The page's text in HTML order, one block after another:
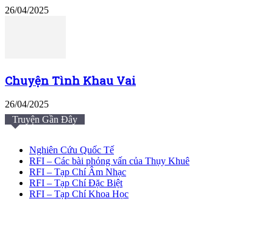
26/04/2025
Chuyện Tình Khau Vai
26/04/2025
Truyện Gần Đây
Nghiên Cứu Quốc Tế
RFI – Các bài phỏng vấn của Thụy Khuê
RFI – Tạp Chí Âm Nhạc
RFI – Tạp Chí Đặc Biệt
RFI – Tạp Chí Khoa Học